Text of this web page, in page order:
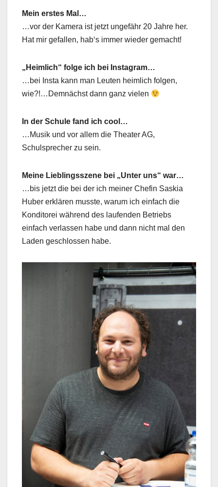
Mein erstes Mal…
…vor der Kamera ist jetzt ungefähr 20 Jahre her.
Hat mir gefallen, hab‘s immer wieder gemacht!
„Heimlich“ folge ich bei Instagram…
…bei Insta kann man Leuten heimlich folgen,
wie?!…Demnächst dann ganz vielen
In der Schule fand ich cool…
…Musik und vor allem die Theater AG,
Schulsprecher zu sein.
Meine Lieblingsszene bei „Unter uns“ war…
…bis jetzt die bei der ich meiner Chefin Saskia
Huber erklären musste, warum ich einfach die
Konditorei während des laufenden Betriebs
einfach verlassen habe und dann nicht mal den
Laden geschlossen habe.